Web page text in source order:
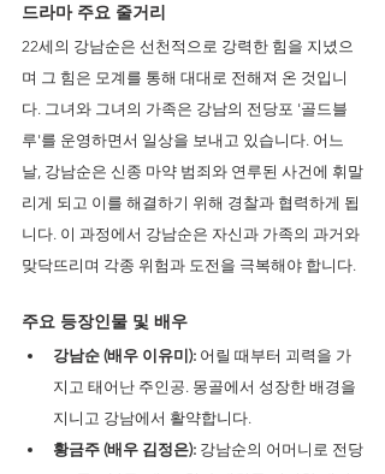
드라마 주요 줄거리
22세의 강남순은 선천적으로 강력한 힘을 지녔으
며 그 힘은 모계를 통해 대대로 전해져 온 것입니
다. 그녀와 그녀의 가족은 강남의 전당포 '골드블
루'를 운영하면서 일상을 보내고 있습니다. 어느
날, 강남순은 신종 마약 범죄와 연루된 사건에 휘말
리게 되고 이를 해결하기 위해 경찰과 협력하게 됩
니다. 이 과정에서 강남순은 자신과 가족의 과거와
맞닥뜨리며 각종 위험과 도전을 극복해야 합니다.
주요 등장인물 및 배우
강남순 (배우 이유미): 어릴 때부터 괴력을 가
지고 태어난 주인공. 몽골에서 성장한 배경을
지니고 강남에서 활약합니다.
황금주 (배우 김정은): 강남순의 어머니로 전당